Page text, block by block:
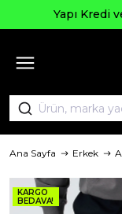
Yapı Kredi ve
Ana Sayfa Erkek
KARGO
BEDAVA!